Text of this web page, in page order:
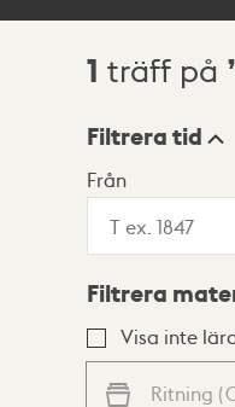
1 träff på
Visningsläge
Lista
Filtrera tid
Från
Filtrera
Visa inte
Ritning (